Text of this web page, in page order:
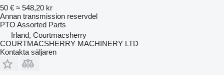
50 € ≈ 548,20 kr
Annan transmission reservdel
PTO Assorted Parts
Irland, Courtmacsherry
COURTMACSHERRY MACHINERY LTD
Kontakta säljaren